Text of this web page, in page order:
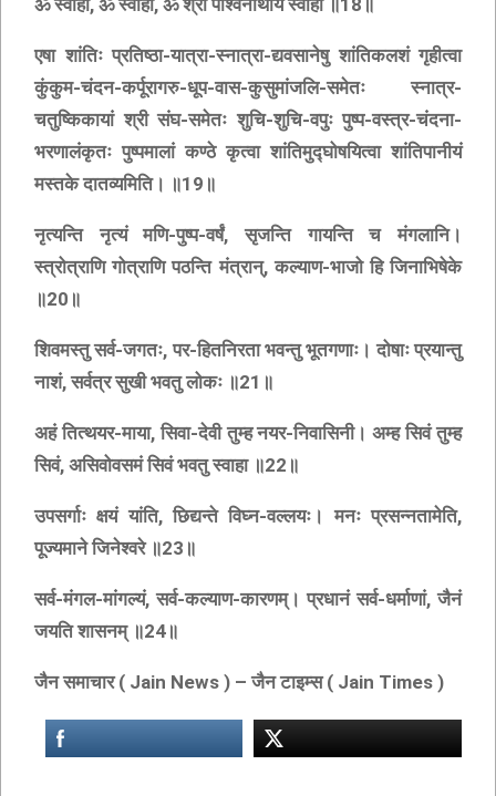
ॐ स्वाहा, ॐ स्वाहा, ॐ श्री पार्श्वनाथाय स्वाहा ॥18॥
एषा शांतिः प्रतिष्ठा-यात्रा-स्नात्रा-द्यवसानेषु शांतिकलशं गृहीत्वा
कुंकुम-चंदन-कर्पूरागरु-धूप-वास-कुसुमांजलि-समेतः स्नात्र-
चतुष्किकायां श्री संघ-समेतः शुचि-शुचि-वपुः पुष्प-वस्त्र-चंदना-
भरणालंकृतः पुष्पमालां कण्ठे कृत्वा शांतिमुद्घोषयित्वा शांतिपानीयं
मस्तके दातव्यमिति। ॥19॥
नृत्यन्ति नृत्यं मणि-पुष्प-वर्षं, सृजन्ति गायन्ति च मंगलानि।
स्त्रोत्राणि गोत्राणि पठन्ति मंत्रान्‌, कल्याण-भाजो हि जिनाभिषेके
॥20॥
शिवमस्तु सर्व-जगतः, पर-हितनिरता भवन्तु भूतगणाः। दोषाः प्रयान्तु
नाशं, सर्वत्र सुखी भवतु लोकः ॥21॥
अहं तित्थयर-माया, सिवा-देवी तुम्ह नयर-निवासिनी। अम्ह सिवं तुम्ह
सिवं, असिवोवसमं सिवं भवतु स्वाहा ॥22॥
उपसर्गाः क्षयं यांति, छिद्यन्ते विघ्न-वल्लयः। मनः प्रसन्नतामेति,
पूज्यमाने जिनेश्वरे ॥23॥
सर्व-मंगल-मांगल्यं, सर्व-कल्याण-कारणम्‌। प्रधानं सर्व-धर्माणां, जैनं
जयति शासनम्‌ ॥24॥
जैन समाचार ( Jain News ) – जैन टाइम्स ( Jain Times )